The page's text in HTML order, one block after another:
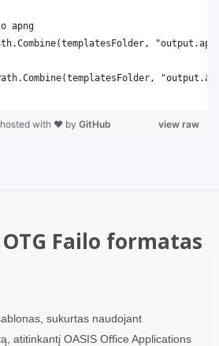
view raw
hosted with ❤ by GitHub
Failo formatas
sukurtas naudojant
atitinkantį OASIS Office Applications